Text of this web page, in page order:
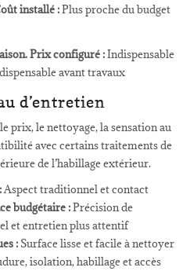
installé :Plus proche du budget
Prix configuré :Indispensable
avant travaux
d’entretien
prix, le nettoyage, la sensation au
avec certains traitements de
de l’habillage extérieur.
Aspect traditionnel et contact
budgétaire :Précision de
et entretien plus attentif
: Surface lisse et facile à nettoyer
isolation, habillage et accès